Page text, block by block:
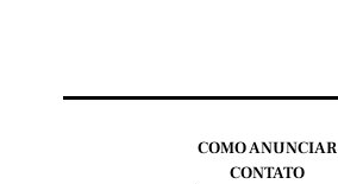
COMO ANUNCIAR
CONTATO